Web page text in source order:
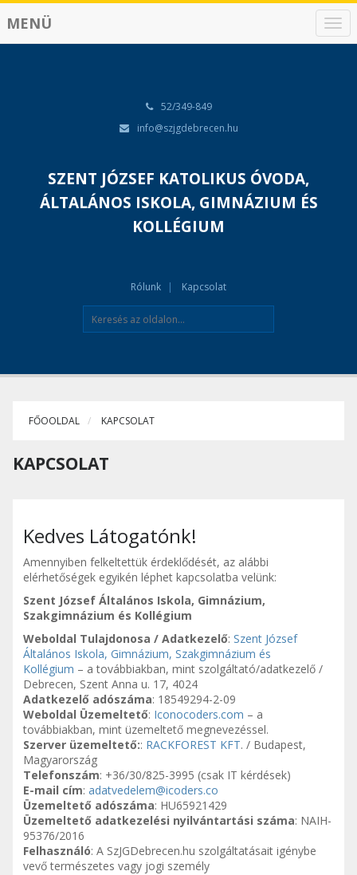
N
a
MENÜ
52/349-849
info@szjgdebrecen.hu
SZENT JÓZSEF KATOLIKUS ÓVODA,
ÁLTALÁNOS ISKOLA, GIMNÁZIUM ÉS
KOLLÉGIUM
Rólunk Kapcsolat
FŐOOLDAL KAPCSOLAT
KAPCSOLAT
Kedves Látogatónk!
Amennyiben felkeltettük érdeklődését, az alábbi
elérhetőségek egyikén léphet kapcsolatba velünk:
Szent József Általános Iskola, Gimnázium,
Szakgimnázium és Kollégium
Weboldal Tulajdonosa / Adatkezelő: Szent József
Általános Iskola, Gimnázium, Szakgimnázium és
Kollégium – a továbbiakban, mint szolgáltató/adatkezelő /
Debrecen, Szent Anna u. 17, 4024
Adatkezelő adószáma: 18549294-2-09
Weboldal Üzemeltető: Iconocoders.com – a
továbbiakban, mint üzemeltető megnevezéssel.
Szerver üzemeltető:: RACKFOREST KFT. / Budapest,
Magyarország
Telefonszám: +36/30/825-3995 (csak IT kérdések)
E-mail cím: adatvedelem@icoders.co
Üzemeltető adószáma: HU65921429
Üzemeltető adatkezelési nyilvántartási száma: NAIH-
95376/2016
Felhasználó: A SzJGDebrecen.hu szolgáltatásait igénybe
vevő természetes vagy jogi személy